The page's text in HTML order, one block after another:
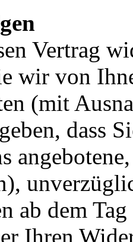
Vertrag
wir von
(mit
dass
ab dem
Ihren